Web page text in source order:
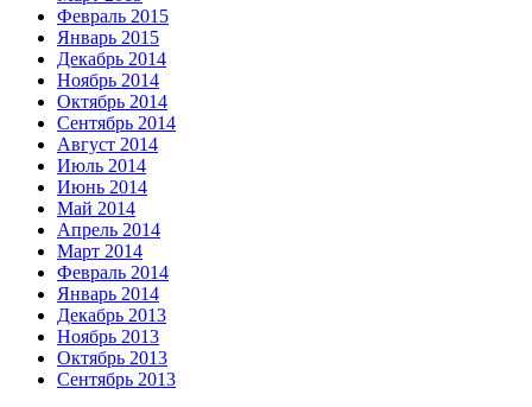
Февраль 2015
Январь 2015
Декабрь 2014
Ноябрь 2014
Октябрь 2014
Сентябрь 2014
Август 2014
Июль 2014
Июнь 2014
Май 2014
Апрель 2014
Март 2014
Февраль 2014
Январь 2014
Декабрь 2013
Ноябрь 2013
Октябрь 2013
Сентябрь 2013